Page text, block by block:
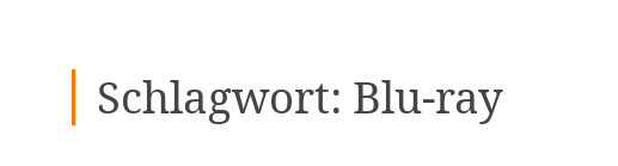
Schlagwort: Blu-ray